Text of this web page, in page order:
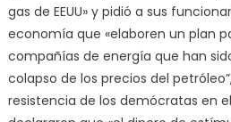
gas de EEUU» y pidió a sus
economía que «elaboren un plan
compañías de energía que han
colapso de los precios del
resistencia de los demócratas en